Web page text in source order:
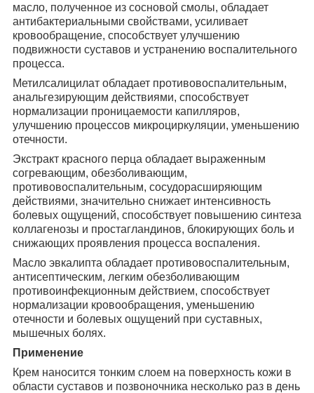
масло, полученное из сосновой смолы, обладает
антибактериальными свойствами, усиливает
кровообращение, способствует улучшению
подвижности суставов и устранению воспалительного
процесса.
Метилсалицилат обладает противовоспалительным,
анальгезирующим действиями, способствует
нормализации проницаемости капилляров,
улучшению процессов микроциркуляции, уменьшению
отечности.
Экстракт красного перца обладает выраженным
согревающим, обезболивающим,
противовоспалительным, сосудорасширяющим
действиями, значительно снижает интенсивность
болевых ощущений, способствует повышению синтеза
коллагенозы и простагландинов, блокирующих боль и
снижающих проявления процесса воспаления.
Масло эвкалипта обладает противовоспалительным,
антисептическим, легким обезболивающим
противоинфекционным действием, способствует
нормализации кровообращения, уменьшению
отечности и болевых ощущений при суставных,
мышечных болях.
Применение
Крем наносится тонким слоем на поверхность кожи в
области суставов и позвоночника несколько раз в день